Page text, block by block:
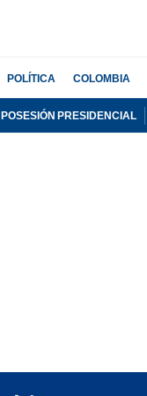
POLÍTICA COLOMBIA
POSESIÓN PRESIDENCIAL